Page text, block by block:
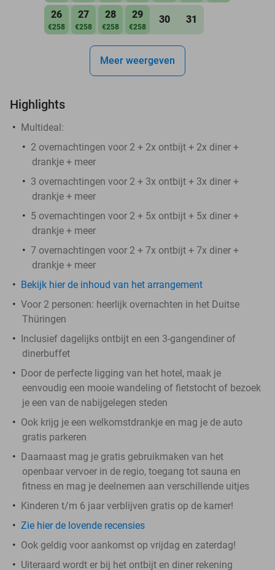
26
€258
27
€258
28
€258
29
€258
30 31
Meer weergeven
Highlights
Multideal:
2 overnachtingen voor 2 + 2x ontbijt + 2x diner +
drankje + meer
3 overnachtingen voor 2 + 3x ontbijt + 3x diner +
drankje + meer
5 overnachtingen voor 2 + 5x ontbijt + 5x diner +
drankje + meer
7 overnachtingen voor 2 + 7x ontbijt + 7x diner +
drankje + meer
Bekijk hier de inhoud van het arrangement
Voor 2 personen: heerlijk overnachten in het Duitse
Thüringen
Inclusief dagelijks ontbijt en een 3-gangendiner of
dinerbuffet
Door de perfecte ligging van het hotel, maak je
eenvoudig een mooie wandeling of fietstocht of bezoek
je een van de nabijgelegen steden
Ook krijg je een welkomstdrankje en mag je de auto
gratis parkeren
Daarnaast mag je gratis gebruikmaken van het
openbaar vervoer in de regio, toegang tot sauna en
fitness en mag je deelnemen aan verschillende uitjes
Kinderen t/m 6 jaar verblijven gratis op de kamer!
Zie hier de lovende recensies
Ook geldig voor aankomst op vrijdag en zaterdag!
Uiteraard wordt er bij het ontbijt en diner rekening